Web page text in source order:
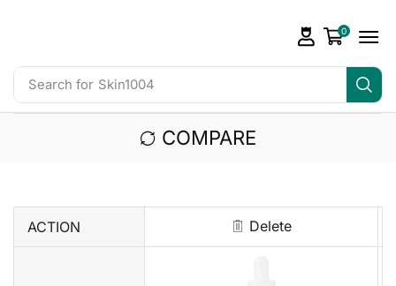
Search for Skin1004
0
COMPARE
ACTION Delete